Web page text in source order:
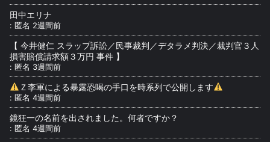
田中エリナ
: 匿名 2週間前
【 今井健仁 スラップ訴訟／民事裁判／デタラメ判決／裁判官３人
損害賠償請求額３万円 事件 】
: 匿名 3週間前
Ｚ李軍による暴露恐喝の手口を時系列で公開します
: 匿名 4週間前
鏡狂一の名前を出されました。何者ですか？
: 匿名 4週間前